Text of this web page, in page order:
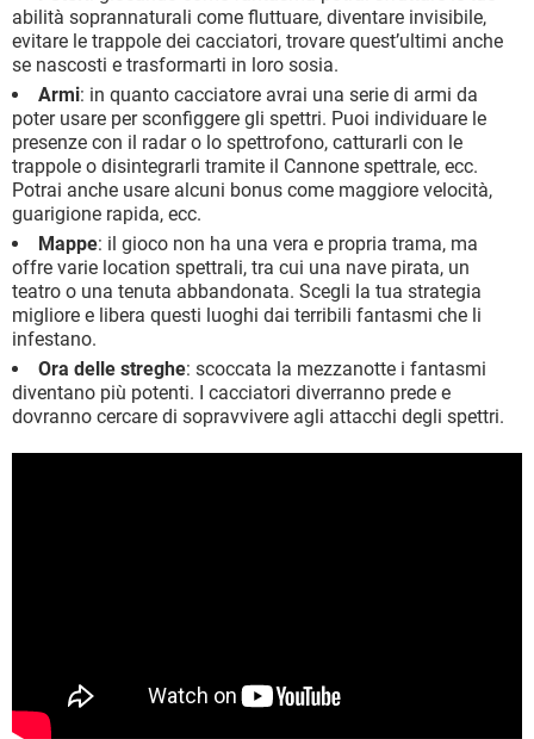
abilità soprannaturali come fluttuare, diventare invisibile,
evitare le trappole dei cacciatori, trovare quest’ultimi anche
se nascosti e trasformarti in loro sosia.
Armi: in quanto cacciatore avrai una serie di armi da
poter usare per sconfiggere gli spettri. Puoi individuare le
presenze con il radar o lo spettrofono, catturarli con le
trappole o disintegrarli tramite il Cannone spettrale, ecc.
Potrai anche usare alcuni bonus come maggiore velocità,
guarigione rapida, ecc.
Mappe: il gioco non ha una vera e propria trama, ma
offre varie location spettrali, tra cui una nave pirata, un
teatro o una tenuta abbandonata. Scegli la tua strategia
migliore e libera questi luoghi dai terribili fantasmi che li
infestano.
Ora delle streghe: scoccata la mezzanotte i fantasmi
diventano più potenti. I cacciatori diverranno prede e
dovranno cercare di sopravvivere agli attacchi degli spettri.